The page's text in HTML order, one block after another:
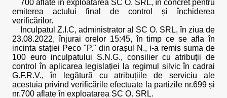
700 aflate în exploatarea SC O. SRL, în concret pentru
emiterea actului final de control și închiderea
verificărilor.
Inculpatul Z.I.C, administrator al SC O. SRL, în ziua de
23.08.2022, înjurai orelor 15:45, în timp ce se afla în
incinta stației Peco "P." din orașul N., i-a remis suma de
100 euro inculpatului S.N.G., consilier cu atribuții de
control în aplicarea legislației la regimul silvic în cadrai
G.F.R.V., în legătură cu atribuțiile de serviciu ale
acestuia privind verificările efectuate la partizile nr.699 și
nr.700 aflate în exploatarea SC O. SRL.